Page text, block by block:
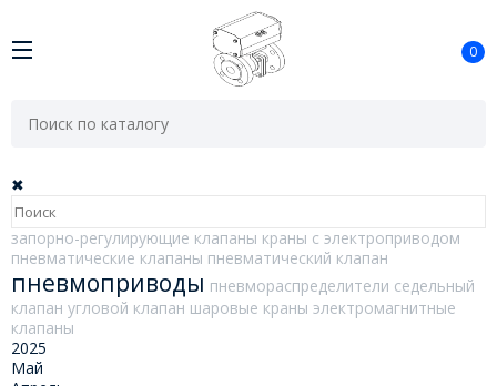
0
✖
запорно-регулирующие клапаны краны с электроприводом
пневматические клапаны пневматический клапан
пневмоприводы пневмораспределители седельный
клапан угловой клапан шаровые краны электромагнитные
клапаны
2025
Май